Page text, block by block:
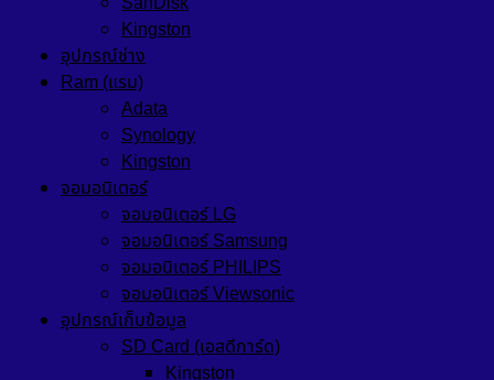
Kingston
อุปกรณ์ช่าง
Ram (แรม)
Adata
Synology
Kingston
จอมอนิเตอร์
จอมอนิเตอร์ LG
จอมอนิเตอร์ Samsung
จอมอนิเตอร์ PHILIPS
จอมอนิเตอร์ Viewsonic
อุปกรณ์เก็บข้อมูล
SD Card (เอสดีการ์ด)
Kingston